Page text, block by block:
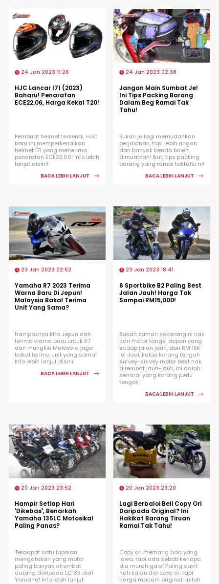
24 Jan 2023 11:26
HJC Lancar I71 (2023)
Baharu! Penarafan
ECE22.06, Harga Kekal T20!
Pembuat helmet terkenal, HJC
baru ini memperkenalkan
helmet I71 yang menerima
penarafan ECE22.06! Info lebih
lanjut disini!
BACA LEBIH LANJUT
24 Jan 2023 02:38
Jangan Main Sumbat Je!
Ini Tips Packing Barang
Dalam Beg Ramai Tak
Tahu!
Bukan je lagi memudahkan
perjalanan, tapi lebih ringan
dan banyak benda boleh
dimuatkan! Ikuti tips packing
barang yang ramai taktahu ni!
BACA LEBIH LANJUT
23 Jan 2023 22:52
Yamaha R7 2023 Terima
Warna Baru Di Jepun!
Malaysia Bakal Terima
Unit Yang Sama?
Nampaknya kita Jepun dah
terima warna baru untuk R7
dan mungkin Malaysia juga
bakal terima unit yang sama!
Info lebih lanjut disini!
BACA LEBIH LANJUT
23 Jan 2023 18:41
6 Sportbike B2 Paling Best
Jalan Jauh! Harga Tak
Sampai RM15,000!
Susah zaman sekarang ni nak
cari motor tangki depan yang
sedap jalan jauh, dari RM 15K
je! Jadi, kalau korang tengah
survey-survey motor best nak
dirembat jauh-jauh, ini dalah
senarai yang korang perlu
tengok!
BACA LEBIH LANJUT
20 Jan 2023 23:52
Hampir Setiap Hari
'Dikebas', Benarkah
Yamaha 135LC Motosikal
Paling Panas?
Terdapat satu laporan
mengatakan yang motor
paling banyak dirembat
datang daripada LC135 dari
Yamaha! Info lebih lanjut
20 Jan 2023 23:20
Lagi Berbaloi Beli Copy Ori
Daripada Original? Ini
Hakikat Barang Tiruan
Ramai Tak Tahu!
Copy ori memang ada yang
lawa, tapi ada sebab kenapa
dia murah gais! Paling sakit
hati kalau dia copy ori tapi
harga macam original! Inilah